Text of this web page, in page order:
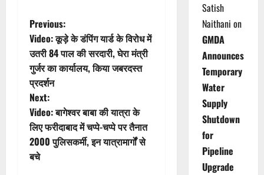
P
o
s
t
n
a
Previous:
Video: कूड़े के डंपिंग यार्ड के विरोध में
उतरी 84 पाल की सरदारी, घेरा मंत्री
गुर्जर का कार्यालय, किया जबरदस्त
प्रदर्शन
Next:
Video: बागेश्वर बाबा की यात्रा के
लिए फरीदाबाद में चप्पे-चप्पे पर तैनात
2000 पुलिसकर्मी, इन यात्रामार्गों से
बचे
Satish
Naithani on
GMDA
Announces
Temporary
Water
Supply
Shutdown
for
Pipeline
Upgrade